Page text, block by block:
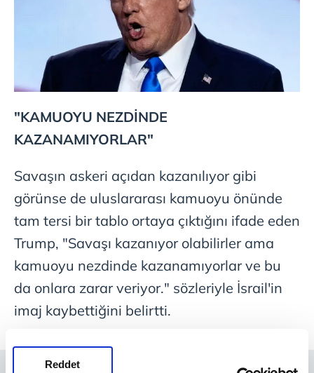
Reddet
"KAMUOYU NEZDİNDE
KAZANAMIYORLAR"
Savaşın askeri açıdan kazanılıyor gibi
görünse de uluslararası kamuoyu önünde
tam tersi bir tablo ortaya çıktığını ifade eden
Trump, "Savaşı kazanıyor olabilirler ama
kamuoyu nezdinde kazanamıyorlar ve bu
da onlara zarar veriyor." sözleriyle İsrail'in
imaj kaybettiğini belirtti.